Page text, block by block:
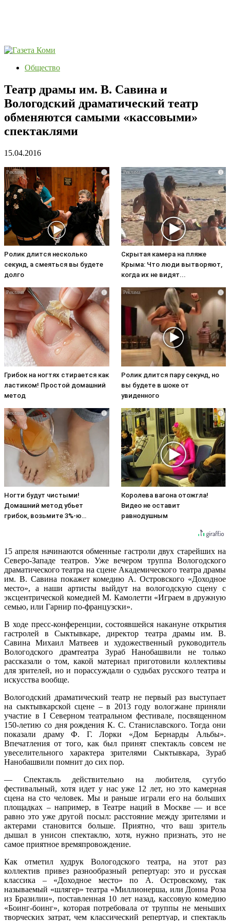
Общество
Театр драмы им. В. Савина и
Вологодский драматический театр
обменяются самыми «кассовыми»
спектаклями
15.04.2016
i
Ролик длится несколько
секунд, а смеяться вы будете
долго
i
Скрытая камера на пляже
Крыма: Что люди вытворяют,
когда их не видят...
i
Грибок на ногтях стирается как
ластиком! Простой домашний
метод
i
Ролик длится пару секунд, но
вы будете в шоке от
увиденного
i
Ногти будут чистыми!
Домашний метод убьет
грибок, возьмите 3%-ю…
i
Королева вагона отожгла!
Видео не оставит
равнодушным
15 апреля начинаются обменные гастроли двух старейших на
Северо-Западе театров. Уже вечером труппа Вологодского
драматического театра на сцене Академического театра драмы
им. В. Савина покажет комедию А. Островского «Доходное
место», а наши артисты выйдут на вологодскую сцену с
эксцентрической комедией М. Камолетти «Играем в дружную
семью, или Гарнир по-французски».
В ходе пресс-конференции, состоявшейся накануне открытия
гастролей в Сыктывкаре, директор театра драмы им. В.
Савина Михаил Матвеев и художественный руководитель
Вологодского драмтеатра Зураб Нанобашвили не только
рассказали о том, какой материал приготовили коллективы
для зрителей, но и порассуждали о судьбах русского театра и
искусства вообще.
Вологодский драматический театр не первый раз выступает
на сыктывкарской сцене – в 2013 году вологжане приняли
участие в I Северном театральном фестивале, посвященном
150-летию со дня рождения К. С. Станиславского. Тогда они
показали драму Ф. Г. Лорки «Дом Бернарды Альбы».
Впечатления от того, как был принят спектакль совсем не
увеселительного характера зрителями Сыктывкара, Зураб
Нанобашвили помнит до сих пор.
— Спектакль действительно на любителя, сугубо
фестивальный, хотя идет у нас уже 12 лет, но это камерная
сцена на сто человек. Мы и раньше играли его на больших
площадках – например, в Театре наций в Москве — и все
равно это уже другой посыл: расстояние между зрителями и
актерами становится больше. Приятно, что ваш зритель
дышал в унисон спектаклю, хотя, нужно признать, это не
самое приятное времяпровождение.
Как отметил худрук Вологодского театра, на этот раз
коллектив привез разнообразный репертуар: это и русская
классика – «Доходное место» по А. Островскому, так
называемый «шлягер» театра «Миллионерша, или Донна Роза
из Бразилии», поставленная 10 лет назад, кассовую комедию
«Боинг-боинг», которая потребовала от труппы не меньших
творческих затрат, чем классический репертуар, и спектакль